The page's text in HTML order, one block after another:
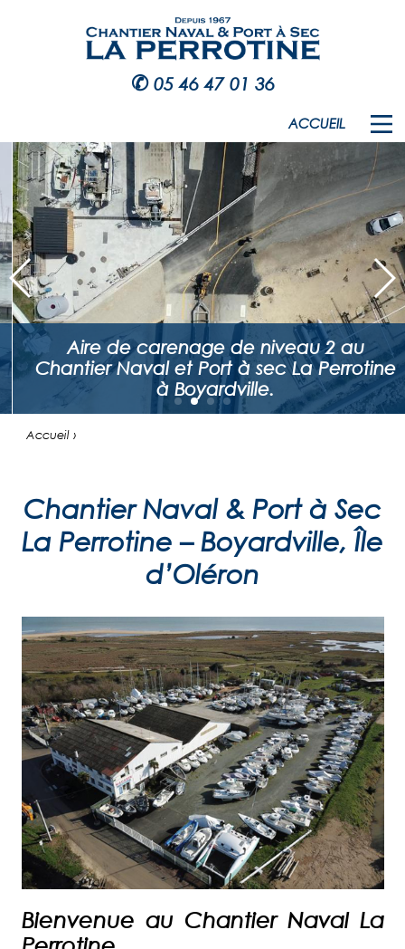
✆ 05 46 47 01 36
ACCUEIL
Aire de carenage de niveau 2 au
Chantier Naval et Port à sec La Perrotine
à Boyardville.
Accueil ›
Chantier Naval & Port à Sec
La Perrotine – Boyardville, Île
d’Oléron
Bienvenue au Chantier Naval La